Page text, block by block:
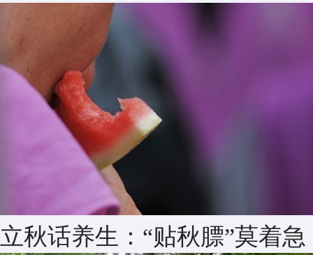
立秋话养生：“贴秋膘”莫着